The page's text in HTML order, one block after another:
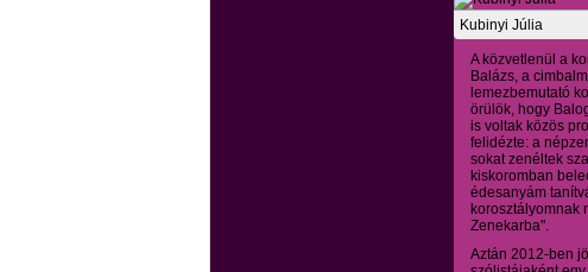
Kubinyi Júlia
A közvetlenül a
Balázs, a
lemezbemutató
örülök, hogy
is voltak közös
felidézte: a
sokat zenéltek
kiskoromban
édesanyám
korosztályomnak
Zenekarba".
Aztán 2012-ben